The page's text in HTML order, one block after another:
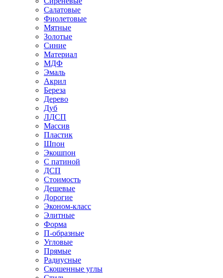
Салатовые
Фиолетовые
Мятные
Золотые
Синие
Материал
МДФ
Эмаль
Акрил
Береза
Дерево
Дуб
ЛДСП
Массив
Пластик
Шпон
Экошпон
С патиной
ДСП
Стоимость
Дешевые
Дорогие
Эконом-класс
Элитные
Форма
П-образные
Угловые
Прямые
Радиусные
Скошенные углы